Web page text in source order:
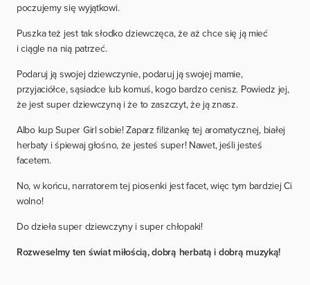
poczujemy się wyjątkowi.
Puszka też jest tak słodko dziewczęca, że aż chce się ją mieć
i ciągle na nią patrzeć.
Podaruj ją swojej dziewczynie, podaruj ją swojej mamie,
przyjaciółce, sąsiadce lub komuś, kogo bardzo cenisz. Powiedz jej,
że jest super dziewczyną i że to zaszczyt, że ją znasz.
Albo kup Super Girl sobie! Zaparz filiżankę tej aromatycznej, białej
herbaty i śpiewaj głośno, że jesteś super! Nawet, jeśli jesteś
facetem.
No, w końcu, narratorem tej piosenki jest facet, więc tym bardziej Ci
wolno!
Do dzieła super dziewczyny i super chłopaki!
Rozweselmy ten świat miłością, dobrą herbatą i dobrą muzyką!